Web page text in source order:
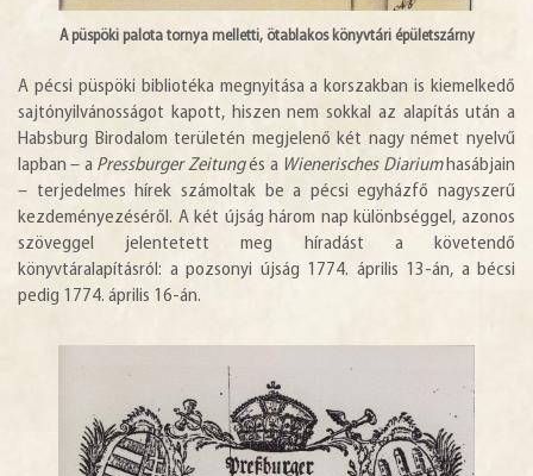
A püspöki palota tornya melletti, ötablakos könyvtári épületszárny
A pécsi püspöki bibliotéka megnyitása a korszakban is kiemelkedő
sajtónyilvánosságot kapott, hiszen nem sokkal az alapítás után a
Habsburg Birodalom területén megjelenő két nagy német nyelvű
lapban – a Pressburger Zeitungés a Wienerisches Diariumhasábjain
– terjedelmes hírek számoltak be a pécsi egyházfő nagyszerű
kezdeményezéséről. A két újság három nap különbséggel, azonos
szöveggel jelentetett meg híradást a követendő
könyvtáralapításról: a pozsonyi újság 1774. április 13-án, a bécsi
pedig 1774. április 16-án.